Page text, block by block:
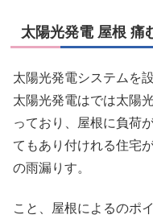
太陽光発電 屋根 痛
太陽光発電システムを
太陽光発電はでは太陽
っており、屋根に負荷
てもあり付けれる住宅
の雨漏りす。
こと、屋根によるのポ